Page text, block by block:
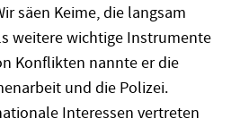
säen Keime, die langsam
weitere wichtige Instrumente
Konflikten nannte er die
und die Polizei.
Interessen vertreten